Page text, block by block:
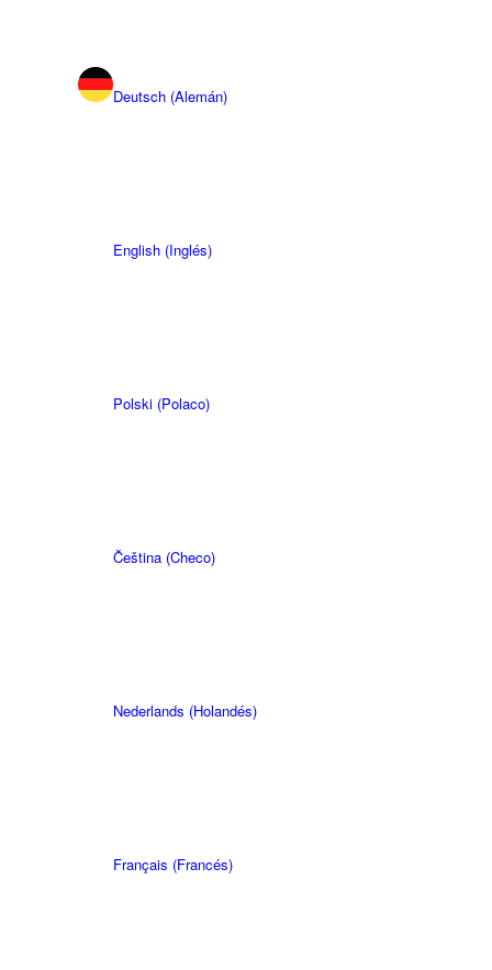
Deutsch(Alemán)
English(Inglés)
Polski(Polaco)
Čeština(Checo)
Nederlands (Holandés)
Français (Francés)